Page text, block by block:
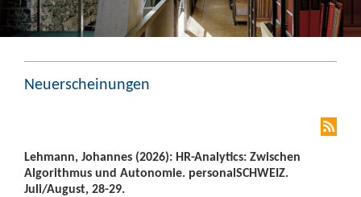
Neuerscheinungen
Lehmann, Johannes (2026): HR-Analytics: Zwischen
Algorithmus und Autonomie. personalSCHWEIZ.
Juli/August, 28-29.